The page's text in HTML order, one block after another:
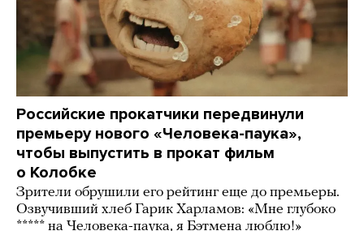
Российские прокатчики передвинули
премьеру нового «Человека-паука»,
чтобы выпустить в прокат фильм
о Колобке
Зрители обрушили его рейтинг еще до премьеры.
Озвучивший хлеб Гарик Харламов: «Мне глубоко
***** на Человека-паука, я Бэтмена люблю!»